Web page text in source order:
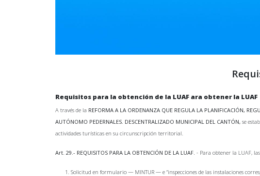
Requisitos para la obtención de la LUAF ara obtener la LUAF
A través de la REFORMA A LA ORDENANZA QUE REGULA LA PLANIFICACIÓN,
AUTÓNOMO PEDERNALES. DESCENTRALIZADO MUNICIPAL DEL CANTÓN, se
actividades turísticas en su circunscripción territorial.
Art. 29.- REQUISITOS PARA LA OBTENCIÓN DE LA LUAF. - Para obtener la LUAF,
Solicitud en formulario — MINTUR — e “inspecciones de las instalaciones